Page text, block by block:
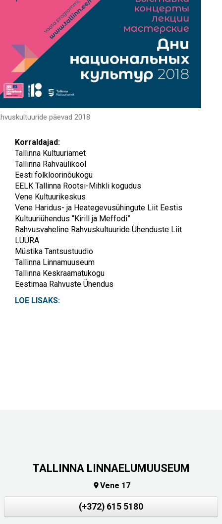
päevad 2018
Korraldajad:
Tallinna Kultuuriamet
Tallinna Rahvaülikool
Eesti folkloorinõukogu
EELK Tallinna Rootsi-Mihkli kogudus
Vene Kultuurikeskus
Vene Haridus- ja Heategevusühingute Liit Eestis
Kultuuriühendus “Kirill ja Meffodi”
Rahvusvaheline Rahvuskultuuride Ühenduste Liit
LÜÜRA
Müstika Tantsustuudio
Tallinna Linnamuuseum
Tallinna Keskraamatukogu
Eestimaa Rahvuste Ühendus
LOE LISAKS:
TALLINNA LINNAELUMUUSEUM
Vene 17
(+372) 615 5180